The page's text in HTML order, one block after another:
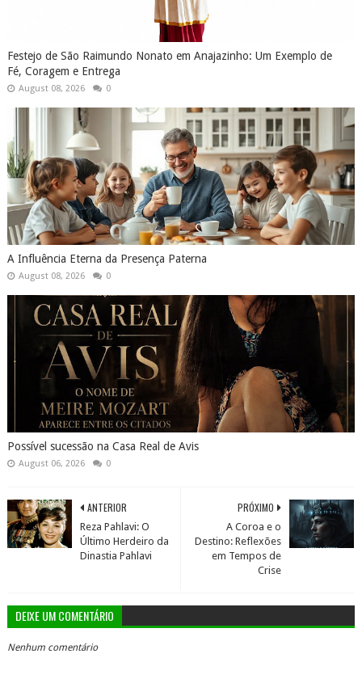
Festejo de São Raimundo Nonato em Anajazinho: Um Exemplo de
Fé, Coragem e Entrega
August 08, 2026 0
A Influência Eterna da Presença Paterna
August 08, 2026 0
Possível sucessão na Casa Real de Avis
August 06, 2026 0
PRÓXIMO
A Coroa e o
Destino: Reflexões
em Tempos de
Crise
ANTERIOR
Reza Pahlavi: O
Último Herdeiro da
Dinastia Pahlavi
DEIXE UM COMENTÁRIO
Nenhum comentário